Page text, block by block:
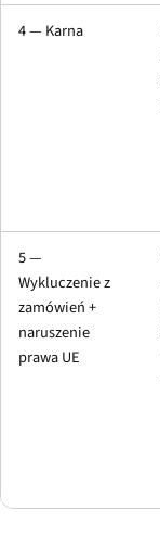
4 — Karna
5 —
Wykluczenie z
zamówień +
naruszenie
prawa UE